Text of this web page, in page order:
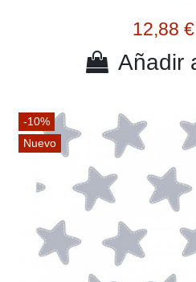
12,88
Añadir
-10%
Nuevo